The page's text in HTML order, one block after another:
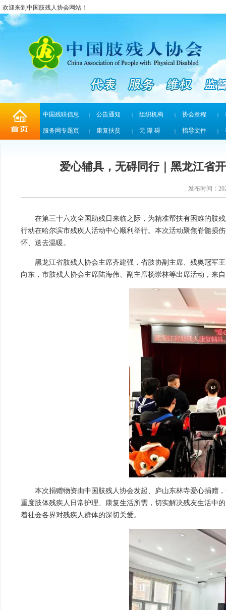
欢迎来到中国肢残人协会网站！
中国残联信息 | 公告通知 | 组织机构 | 协会章程 |
服务网专题页 | 康复扶贫 | 无 障 碍 | 指导文件 |
爱心辅具，无碍同行｜黑龙江省
发布时间：
在第三十六次全国助残日来临之际，为精准帮扶有困难的肢
行动在哈尔滨市残疾人活动中心顺利举行。本次活动聚焦脊髓损
怀、送去温暖。
黑龙江省肢残人协会主席齐建强，省肢协副主席、残奥冠军
向东，市肢残人协会主席陆海伟、副主席杨崇林等出席活动，来
本次捐赠物资由中国肢残人协会发起、庐山东林寺爱心捐赠
重度肢体残疾人日常护理、康复生活所需，切实解决残友生活中
着社会各界对残疾人群体的深切关爱。